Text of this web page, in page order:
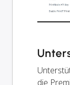
die